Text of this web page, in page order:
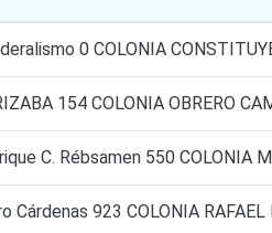
0 COLONIA
154 COLONIA OBRERO
C. Rébsamen 550 COLONIA
Cárdenas 923 COLONIA